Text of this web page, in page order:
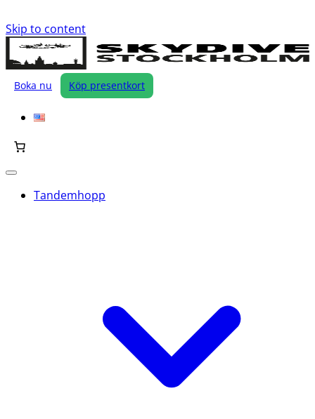
Skip to content
Boka nu Köp presentkort
Tandemhopp